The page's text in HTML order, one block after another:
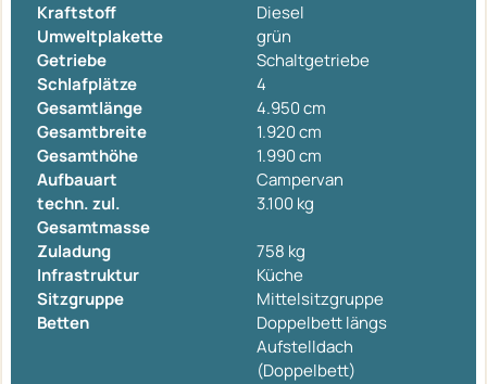
Kraftstoff
Diesel
Umweltplakette
grün
Getriebe
Schaltgetriebe
Schlafplätze
4
Gesamtlänge
4.950 cm
Gesamtbreite
1.920 cm
Gesamthöhe
1.990 cm
Aufbauart
Campervan
techn. zul.
Gesamtmasse
3.100 kg
Zuladung
758 kg
Infrastruktur
Küche
Sitzgruppe
Mittelsitzgruppe
Betten
Doppelbett längs
Aufstelldach
(Doppelbett)